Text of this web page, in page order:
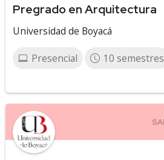
Pregrado en Arquitectura
Universidad de Boyacá
Presencial 10 semestres